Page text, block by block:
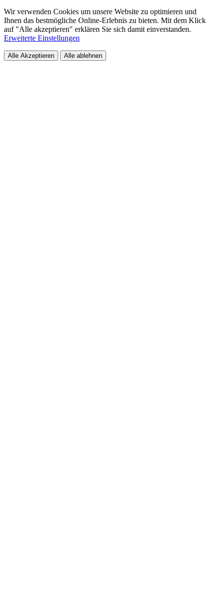
Wir verwenden Cookies um unsere Website zu optimieren und
Ihnen das bestmögliche Online-Erlebnis zu bieten. Mit dem Klick
auf "Alle akzeptieren" erklären Sie sich damit einverstanden.
Erweiterte Einstellungen
Alle Akzeptieren Alle ablehnen